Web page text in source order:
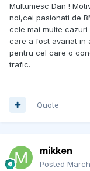
Multumesc Dan !
noi,cei pasionati de
cele mai multe
care a fost avariat in
pentru cel care o
trafic.
Quote
mikken
Posted